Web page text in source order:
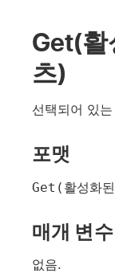
Get(활
츠)
선택되어 있
포맷
Get(활성화
매개 변수
없음.